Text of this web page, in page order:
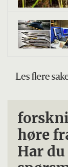
Les flere
høre
Har